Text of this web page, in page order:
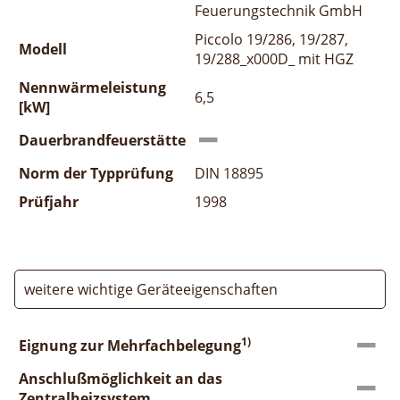
Feuerungstechnik GmbH
Modell
Piccolo 19/286, 19/287,
19/288_x000D_ mit HGZ
Nennwärmeleistung
[kW]
6,5
Dauerbrandfeuerstätte
Norm der Typprüfung
DIN 18895
Prüfjahr
1998
weitere wichtige Geräteeigenschaften
Eignung zur Mehrfachbelegung1)
Anschlußmöglichkeit an das